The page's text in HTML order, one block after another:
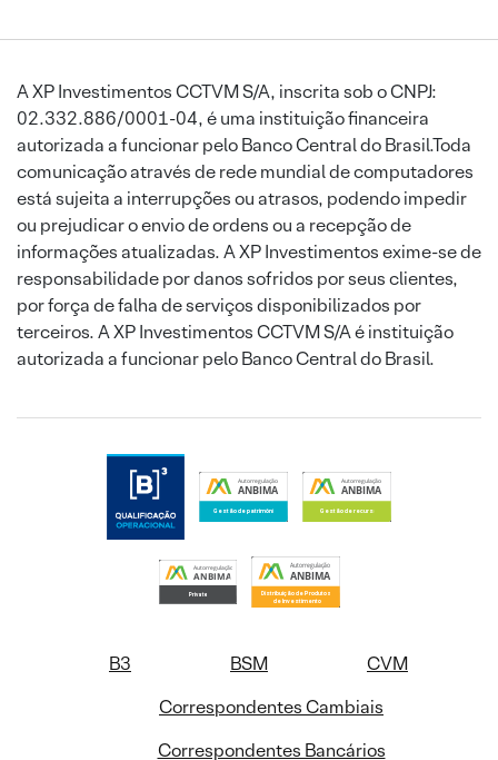
A XP Investimentos CCTVM S/A, inscrita sob o CNPJ:
02.332.886/0001-04, é uma instituição financeira
autorizada a funcionar pelo Banco Central do Brasil.Toda
comunicação através de rede mundial de computadores
está sujeita a interrupções ou atrasos, podendo impedir
ou prejudicar o envio de ordens ou a recepção de
informações atualizadas. A XP Investimentos exime-se de
responsabilidade por danos sofridos por seus clientes,
por força de falha de serviços disponibilizados por
terceiros. A XP Investimentos CCTVM S/A é instituição
autorizada a funcionar pelo Banco Central do Brasil.
B3 BSM
CVM
Correspondentes Cambiais
Correspondentes Bancários